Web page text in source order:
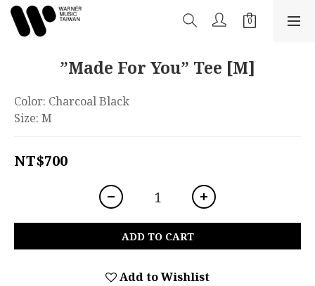
”Made For You” Tee [M]
Color: Charcoal Black
Size: M
NT$700
ADD TO CART
Add to Wishlist